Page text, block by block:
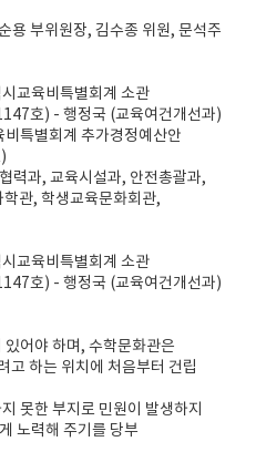
용 부위원장, 김수종 위원, 문석주
교육비특별회계 소관
호) - 행정국 (교육여건개선과)
특별회계 추가경정예산안
력과, 교육시설과, 안전총괄과,
관, 학생교육문화회관,
교육비특별회계 소관
호) - 행정국 (교육여건개선과)
어야 하며, 수학문화관은
고 하는 위치에 처음부터 건립
못한 부지로 민원이 발생하지
노력해 주기를 당부